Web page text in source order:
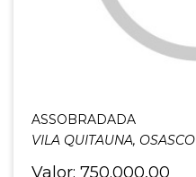
ASSOBRADADA
VILA QUITAUNA, OSASCO
Valor: 750.000,00